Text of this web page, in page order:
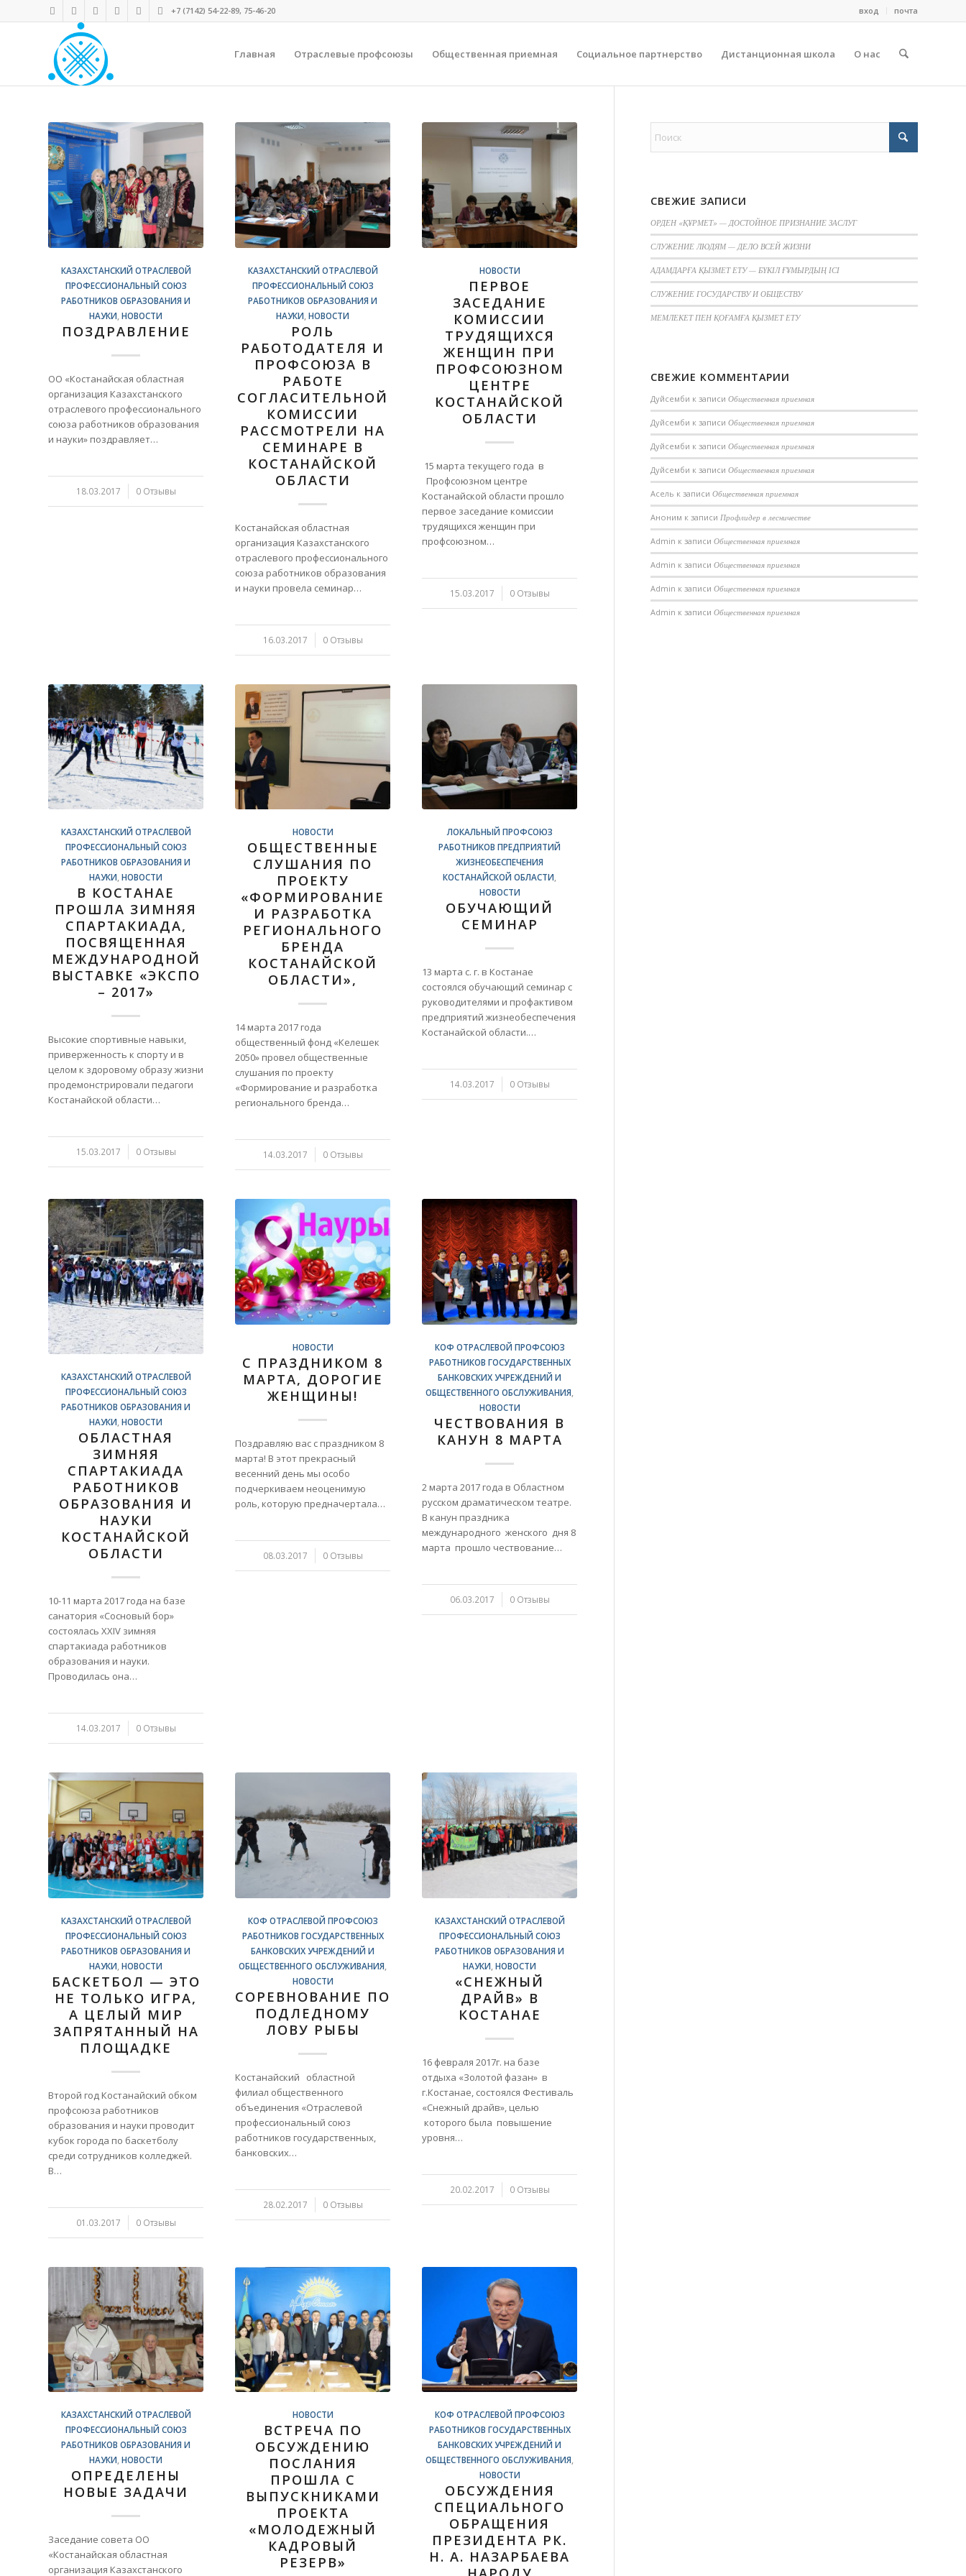
вход почта
+7 (7142) 54-22-89, 75-46-20
Главная Отраслевые профсоюзы Общественная приемная Социальное партнерство Дистанционная школа О нас
КАЗАХСТАНСКИЙ ОТРАСЛЕВОЙ
ПРОФЕССИОНАЛЬНЫЙ СОЮЗ
РАБОТНИКОВ ОБРАЗОВАНИЯ И
НАУКИ ,НОВОСТИ
ПОЗДРАВЛЕНИЕ
ОО «Костанайская областная
организация Казахстанского
отраслевого профессионального
союза работников образования
и науки» поздравляет…
18.03.2017
/ 0 Отзывы
КАЗАХСТАНСКИЙ ОТРАСЛЕВОЙ
ПРОФЕССИОНАЛЬНЫЙ СОЮЗ
РАБОТНИКОВ ОБРАЗОВАНИЯ И
НАУКИ ,НОВОСТИ
РОЛЬ
РАБОТОДАТЕЛЯ И
ПРОФСОЮЗА В
РАБОТЕ
СОГЛАСИТЕЛЬНОЙ
КОМИССИИ
РАССМОТРЕЛИ НА
СЕМИНАРЕ В
КОСТАНАЙСКОЙ
ОБЛАСТИ
Костанайская областная
организация Казахстанского
отраслевого профессионального
союза работников образования
и науки провела семинар…
16.03.2017
/ 0 Отзывы
НОВОСТИ
ПЕРВОЕ
ЗАСЕДАНИЕ
КОМИССИИ
ТРУДЯЩИХСЯ
ЖЕНЩИН ПРИ
ПРОФСОЮЗНОМ
ЦЕНТРЕ
КОСТАНАЙСКОЙ
ОБЛАСТИ
15 марта текущего года в
Профсоюзном центре
Костанайской области прошло
первое заседание комиссии
трудящихся женщин при
профсоюзном…
15.03.2017
/ 0 Отзывы
КАЗАХСТАНСКИЙ ОТРАСЛЕВОЙ
ПРОФЕССИОНАЛЬНЫЙ СОЮЗ
РАБОТНИКОВ ОБРАЗОВАНИЯ И
НАУКИ ,НОВОСТИ
В КОСТАНАЕ
ПРОШЛА ЗИМНЯЯ
СПАРТАКИАДА,
ПОСВЯЩЕННАЯ
МЕЖДУНАРОДНОЙ
ВЫСТАВКЕ «ЭКСПО
– 2017»
Высокие спортивные навыки,
приверженность к спорту и в
целом к здоровому образу жизни
продемонстрировали педагоги
Костанайской области…
15.03.2017
/ 0 Отзывы
НОВОСТИ
ОБЩЕСТВЕННЫЕ
СЛУШАНИЯ ПО
ПРОЕКТУ
«ФОРМИРОВАНИЕ
И РАЗРАБОТКА
РЕГИОНАЛЬНОГО
БРЕНДА
КОСТАНАЙСКОЙ
ОБЛАСТИ»,
14 марта 2017 года
общественный фонд «Келешек
2050» провел общественные
слушания по проекту
«Формирование и разработка
регионального бренда…
14.03.2017
/ 0 Отзывы
ЛОКАЛЬНЫЙ ПРОФСОЮЗ
РАБОТНИКОВ ПРЕДПРИЯТИЙ
ЖИЗНЕОБЕСПЕЧЕНИЯ
КОСТАНАЙСКОЙ ОБЛАСТИ
НОВОСТИ
ОБУЧАЮЩИЙ
СЕМИНАР
13 марта с. г. в Костанае
состоялся обучающий семинар с
руководителями и профактивом
предприятий жизнеобеспечения
Костанайской области.…
14.03.2017
/ 0 Отзывы
КАЗАХСТАНСКИЙ ОТРАСЛЕВОЙ
ПРОФЕССИОНАЛЬНЫЙ СОЮЗ
РАБОТНИКОВ ОБРАЗОВАНИЯ И
НАУКИ ,НОВОСТИ
ОБЛАСТНАЯ
ЗИМНЯЯ
СПАРТАКИАДА
РАБОТНИКОВ
ОБРАЗОВАНИЯ И
НАУКИ
КОСТАНАЙСКОЙ
ОБЛАСТИ
10-11 марта 2017 года на базе
санатория «Сосновый бор»
состоялась XXІV зимняя
спартакиада работников
образования и науки.
Проводилась она…
14.03.2017
/ 0 Отзывы
НОВОСТИ
С ПРАЗДНИКОМ 8
МАРТА, ДОРОГИЕ
ЖЕНЩИНЫ!
Поздравляю вас с праздником 8
марта! В этот прекрасный
весенний день мы особо
подчеркиваем неоценимую
роль, которую предначертала…
08.03.2017
/ 0 Отзывы
КОФ ОТРАСЛЕВОЙ ПРОФСОЮЗ
РАБОТНИКОВ ГОСУДАРСТВЕННЫХ
БАНКОВСКИХ УЧРЕЖДЕНИЙ И
ОБЩЕСТВЕННОГО ОБСЛУЖИВАНИЯ
НОВОСТИ
ЧЕСТВОВАНИЯ В
КАНУН 8 МАРТА
2 марта 2017 года в Областном
русском драматическом театре.
В канун праздника
международного женского дня 8
марта прошло чествование…
06.03.2017
/ 0 Отзывы
КАЗАХСТАНСКИЙ ОТРАСЛЕВОЙ
ПРОФЕССИОНАЛЬНЫЙ СОЮЗ
РАБОТНИКОВ ОБРАЗОВАНИЯ И
НАУКИ ,НОВОСТИ
БАСКЕТБОЛ — ЭТО
НЕ ТОЛЬКО ИГРА,
А ЦЕЛЫЙ МИР
ЗАПРЯТАННЫЙ НА
ПЛОЩАДКЕ
Второй год Костанайский обком
профсоюза работников
образования и науки проводит
кубок города по баскетболу
среди сотрудников колледжей.
В…
01.03.2017
/ 0 Отзывы
КОФ ОТРАСЛЕВОЙ ПРОФСОЮЗ
РАБОТНИКОВ ГОСУДАРСТВЕННЫХ
БАНКОВСКИХ УЧРЕЖДЕНИЙ И
ОБЩЕСТВЕННОГО ОБСЛУЖИВАНИЯ
НОВОСТИ
СОРЕВНОВАНИЕ ПО
ПОДЛЕДНОМУ
ЛОВУ РЫБЫ
Костанайский областной
филиал общественного
объединения «Отраслевой
профессиональный союз
работников государственных,
банковских…
28.02.2017
/ 0 Отзывы
КАЗАХСТАНСКИЙ ОТРАСЛЕВОЙ
ПРОФЕССИОНАЛЬНЫЙ СОЮЗ
РАБОТНИКОВ ОБРАЗОВАНИЯ И
НАУКИ ,НОВОСТИ
«СНЕЖНЫЙ
ДРАЙВ» В
КОСТАНАЕ
16 февраля 2017г. на базе
отдыха «Золотой фазан» в
г.Костанае, состоялся Фестиваль
«Снежный драйв», целью
которого была повышение
уровня…
20.02.2017
/ 0 Отзывы
КАЗАХСТАНСКИЙ ОТРАСЛЕВОЙ
ПРОФЕССИОНАЛЬНЫЙ СОЮЗ
РАБОТНИКОВ ОБРАЗОВАНИЯ И
НАУКИ,НОВОСТИ
ОПРЕДЕЛЕНЫ
НОВЫЕ ЗАДАЧИ
Заседание совета ОО
«Костанайская областная
организация Казахстанского
НОВОСТИ
ВСТРЕЧА ПО
ОБСУЖДЕНИЮ
ПОСЛАНИЯ
ПРОШЛА С
ВЫПУСКНИКАМИ
ПРОЕКТА
«МОЛОДЕЖНЫЙ
КАДРОВЫЙ
РЕЗЕРВ»
КОФ ОТРАСЛЕВОЙ ПРОФСОЮЗ
РАБОТНИКОВ ГОСУДАРСТВЕННЫХ
БАНКОВСКИХ УЧРЕЖДЕНИЙ И
ОБЩЕСТВЕННОГО ОБСЛУЖИВАНИЯ,
НОВОСТИ
ОБСУЖДЕНИЯ
СПЕЦИАЛЬНОГО
ОБРАЩЕНИЯ
ПРЕЗИДЕНТА РК.
Н. А. НАЗАРБАЕВА
СВЕЖИЕ ЗАПИСИ
ОРДЕН «ҚҰРМЕТ» — ДОСТОЙНОЕ ПРИЗНАНИЕ ЗАСЛУГ
СЛУЖЕНИЕ ЛЮДЯМ — ДЕЛО ВСЕЙ ЖИЗНИ
АДАМДАРҒА ҚЫЗМЕТ ЕТУ — БҮКІЛ ҒҰМЫРДЫҢ ІСІ
СЛУЖЕНИЕ ГОСУДАРСТВУ И ОБЩЕСТВУ
МЕМЛЕКЕТ ПЕН ҚОҒАМҒА ҚЫЗМЕТ ЕТУ
СВЕЖИЕ КОММЕНТАРИИ
Дуйсемби к записи Общественная приемная
Дуйсемби к записи Общественная приемная
Дуйсемби к записи Общественная приемная
Дуйсемби к записи Общественная приемная
Асель к записи Общественная приемная
Аноним к записи Профлидер в лесничестве
Admin к записи Общественная приемная
Admin к записи Общественная приемная
Admin к записи Общественная приемная
Admin к записи Общественная приемная